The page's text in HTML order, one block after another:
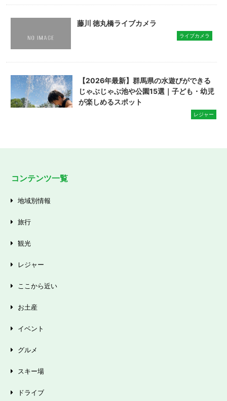
藤川 徳丸橋ライブカメラ
ライブカメラ
【2026年最新】群馬県の水遊びができる
じゃぶじゃぶ池や公園15選｜子ども・幼児
が楽しめるスポット
レジャー
コンテンツ一覧
地域別情報
旅行
観光
レジャー
ここから近い
お土産
イベント
グルメ
スキー場
ドライブ